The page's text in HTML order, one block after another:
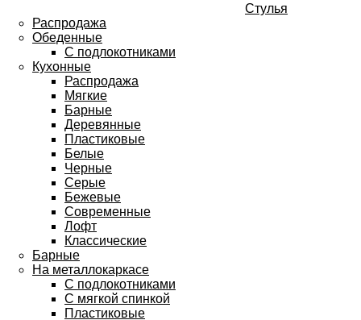
Стулья
Распродажа
Обеденные
С подлокотниками
Кухонные
Распродажа
Мягкие
Барные
Деревянные
Пластиковые
Белые
Черные
Серые
Бежевые
Современные
Лофт
Классические
Барные
На металлокаркасе
С подлокотниками
С мягкой спинкой
Пластиковые